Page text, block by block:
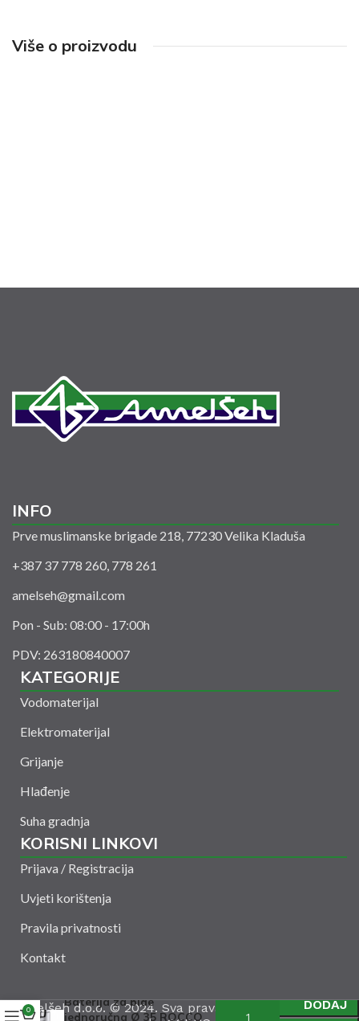
Više o proizvodu
INFO
Prve muslimanske brigade 218, 77230 Velika Kladuša
+387 37 778 260, 778 261
amelseh@gmail.com
Pon - Sub: 08:00 - 17:00h
PDV: 263180840007
KATEGORIJE
Vodomaterijal
Elektromaterijal
Grijanje
Hlađenje
Suha gradnja
KORISNI LINKOVI
Prijava / Registracija
Uvjeti korištenja
Pravila privatnosti
Kontakt
Amelšeh d.o.o. © 2024. Sva prava zadržana. Powered
Baterija za bide
jednoručna Ø 35 ROCCO
DODAJ
0